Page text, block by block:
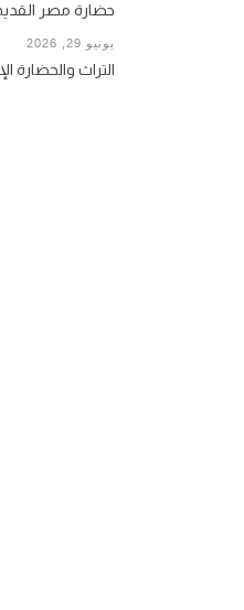
حضارة مصر
يونيو 29, 2026
التراث والحضارة